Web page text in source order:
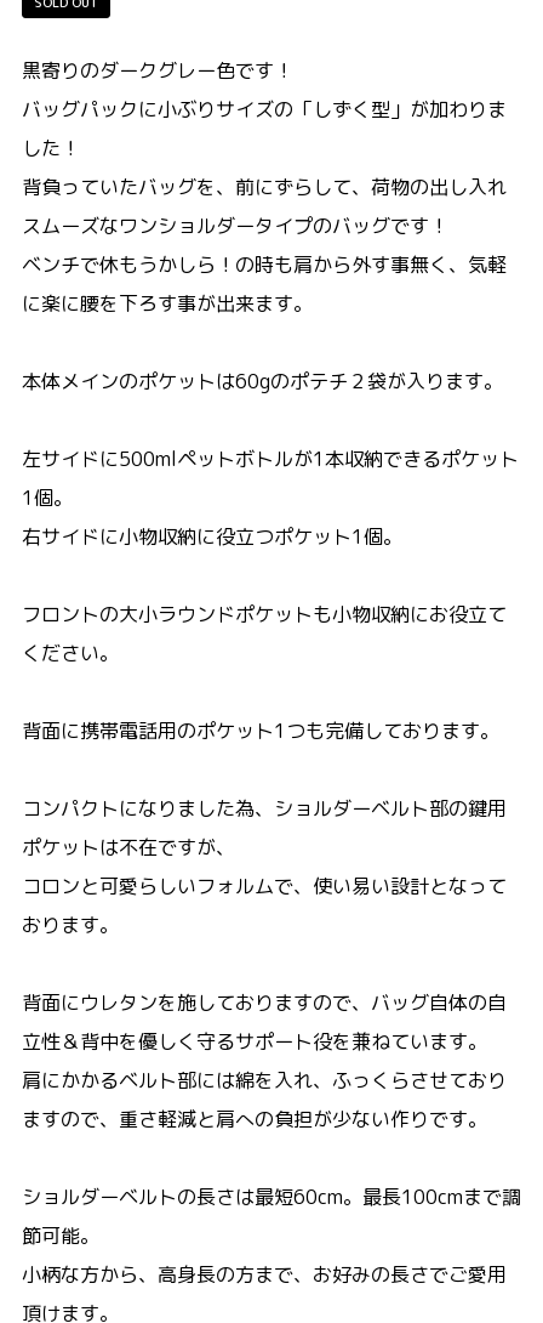
黒寄りのダークグレー色です！
バッグパックに小ぶりサイズの「しずく型」が加わりま
した！
背負っていたバッグを、前にずらして、荷物の出し入れ
スムーズなワンショルダータイプのバッグです！
ベンチで休もうかしら！の時も肩から外す事無く、気軽
に楽に腰を下ろす事が出来ます。
本体メインのポケットは60gのポテチ２袋が入ります。
左サイドに500mlペットボトルが1本収納できるポケット
1個。
右サイドに小物収納に役立つポケット1個。
フロントの大小ラウンドポケットも小物収納にお役立て
ください。
背面に携帯電話用のポケット1つも完備しております。
コンパクトになりました為、ショルダーベルト部の鍵用
ポケットは不在ですが、
コロンと可愛らしいフォルムで、使い易い設計となって
おります。
背面にウレタンを施しておりますので、バッグ自体の自
立性＆背中を優しく守るサポート役を兼ねています。
肩にかかるベルト部には綿を入れ、ふっくらさせており
ますので、重さ軽減と肩への負担が少ない作りです。
ショルダーベルトの長さは最短60cm。最長100cmまで調
節可能。
小柄な方から、高身長の方まで、お好みの長さでご愛用
頂けます。